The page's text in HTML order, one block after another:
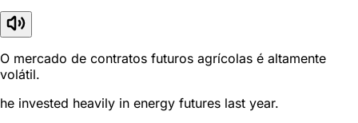
O mercado de contratos futuros agrícolas é altamente
volátil.
he invested heavily in energy futures last year.